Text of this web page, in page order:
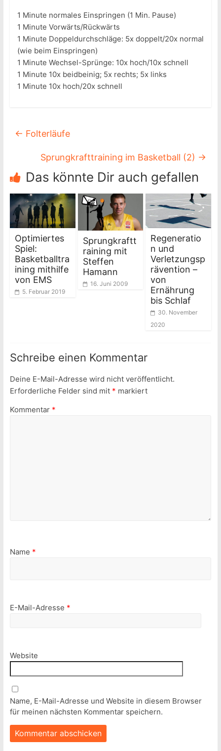
1 Minute normales Einspringen (1 Min. Pause)
1 Minute Vorwärts/Rückwärts
1 Minute Doppeldurchschläge: 5x doppelt/20x normal
(wie beim Einspringen)
1 Minute Wechsel-Sprünge: 10x hoch/10x schnell
1 Minute 10x beidbeinig; 5x rechts; 5x links
1 Minute 10x hoch/20x schnell
← Folterläufe
Sprungkrafttraining im Basketball (2) →
Das könnte Dir auch gefallen
Optimiertes
Spiel:
Basketballtra
ining mithilfe
von EMS
5. Februar 2019
Sprungkraftt
raining mit
Steffen
Hamann
16. Juni 2009
Regeneratio
n und
Verletzungsp
rävention –
von
Ernährung
bis Schlaf
30. November
2020
Schreibe einen Kommentar
Deine E-Mail-Adresse wird nicht veröffentlicht.
Erforderliche Felder sind mit * markiert
Kommentar *
Name *
E-Mail-Adresse *
Website
Name, E-Mail-Adresse und Website in diesem Browser
für meinen nächsten Kommentar speichern.